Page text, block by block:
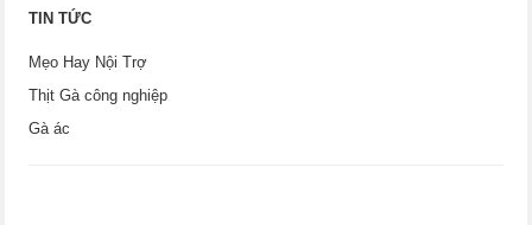
TIN TỨC
Mẹo Hay Nội Trợ
Thịt Gà công nghiệp
Gà ác